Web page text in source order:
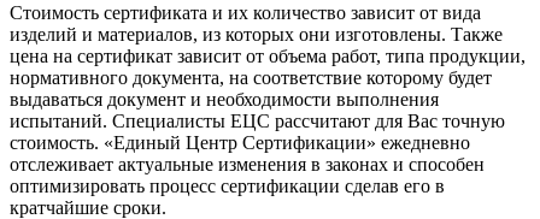
Стоимость сертификата и их количество зависит от вида
изделий и материалов, из которых они изготовлены. Также
цена на сертификат зависит от объема работ, типа продукции,
нормативного документа, на соответствие которому будет
выдаваться документ и необходимости выполнения
испытаний. Специалисты ЕЦС рассчитают для Вас точную
стоимость. «Единый Центр Сертификации» ежедневно
отслеживает актуальные изменения в законах и способен
оптимизировать процесс сертификации сделав его в
кратчайшие сроки.